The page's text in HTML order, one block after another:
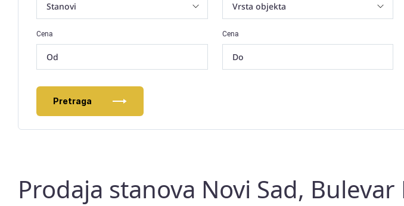
Cena Cena
Pretraga
Prodaja stanova Novi Sad, Bulevar